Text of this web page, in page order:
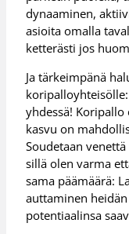
dynaaminen,
asioita omalla
ketterästi jos
Ja tärkeimpänä
yhdessä!
kasvu on
Soudetaan
sillä olen varma
sama päämäärä:
auttaminen
potentiaalinsa